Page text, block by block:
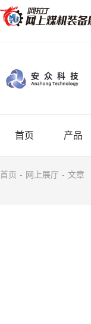
首页 产品
首页 - 网上展厅 - 文章